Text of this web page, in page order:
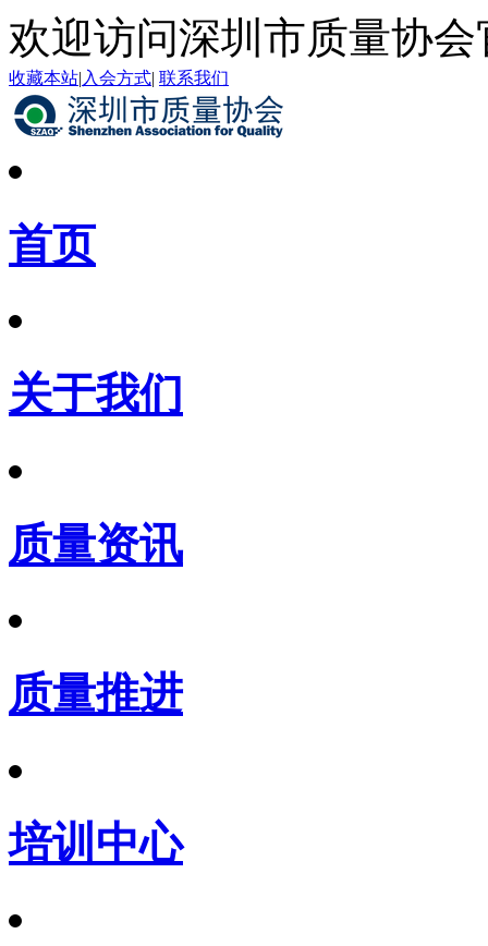
欢迎访问深圳市质量协会
收藏本站| 入会方式| 联系我们
首页
关于我们
质量资讯
质量推进
培训中心